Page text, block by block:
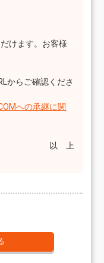
けます。お客様
からご確認くださ
への承継に関
以 上